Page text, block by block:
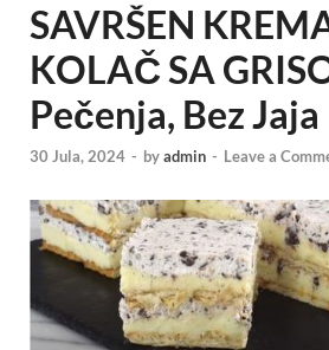
SAVRŠEN
KOLAČ SA
Pečenja, Bez Jaja
30 Jula, 2024 - byadmin - Leave a